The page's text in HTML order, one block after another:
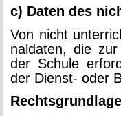
c) Daten des
Von nicht
nal­da­ten, die
der Schu­le
der Dienst- oder
Rechts­grund­la­ge